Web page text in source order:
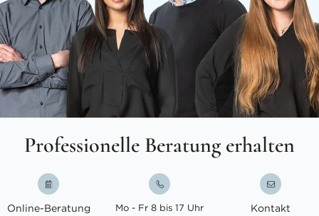
Professionelle Beratung erhalten
Online-Beratung Mo - Fr 8 bis 17 Uhr Kontakt